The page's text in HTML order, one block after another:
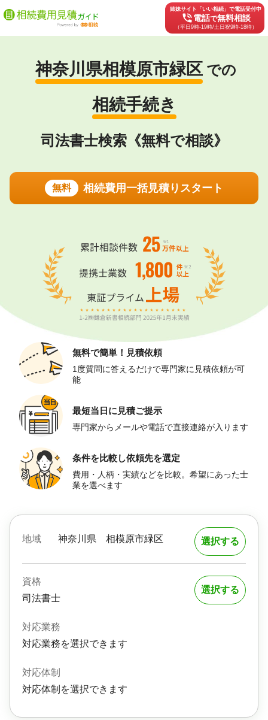
姉妹サイト「いい相続」で電話受付中
phone_in_talk電話で無料相談
（平日9時-19時/土日祝9時-18時）
神奈川県相模原市緑区 での
相続手続き
司法書士検索《無料で相談》
無料 相続費用一括見積りスタート
無料で簡単！ 見積依頼
1度質問に答えるだけで専門家に見積依頼が可
能
最短当日に 見積ご提示
専門家からメールや電話で直接連絡が入ります
条件を比較し依頼先を選定
費用・人柄・実績などを比較。希望にあった士
業を選べます
地域 神奈川県 相模原市緑区 選択する
資格
司法書士
対応業務
対応業務を選択できます
対応体制
対応体制を選択できます
選択する